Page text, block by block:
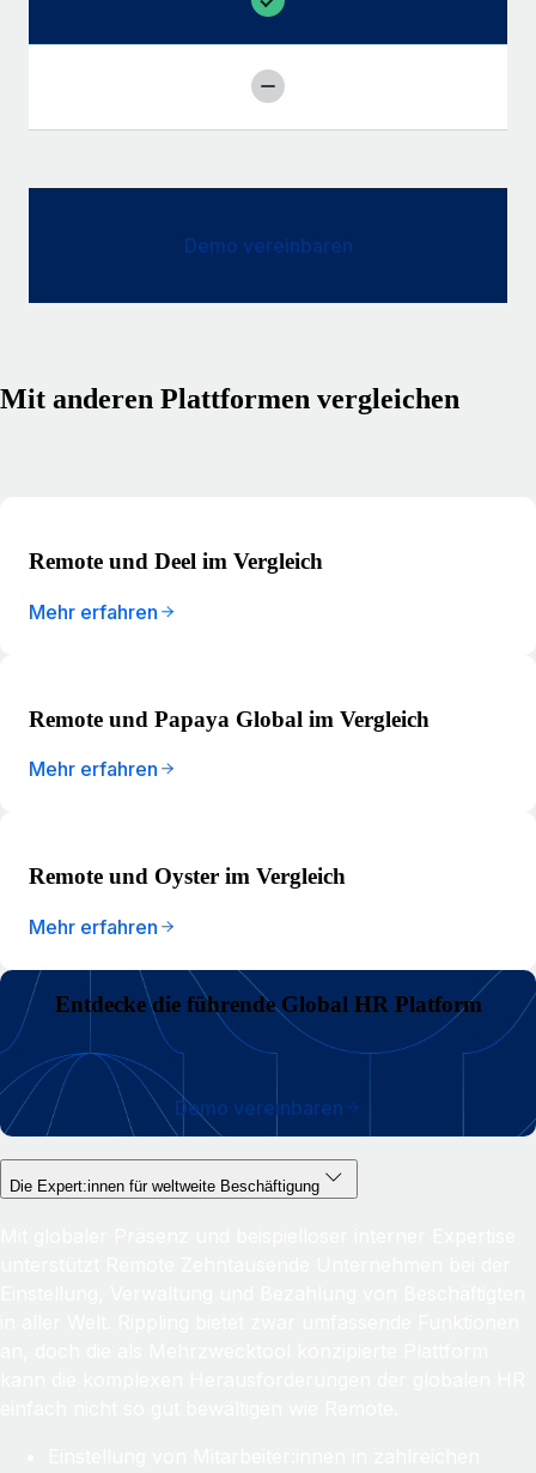
Demo vereinbaren
Mit anderen Plattformen vergleichen
Remote und Deel im Vergleich
Mehr erfahren
Remote und Papaya Global im Vergleich
Mehr erfahren
Remote und Oyster im Vergleich
Mehr erfahren
Entdecke die führende Global HR Platform
Demo vereinbaren
Die Expert:innen für weltweite Beschäftigung